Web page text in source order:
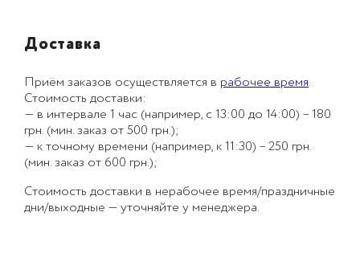
Доставка
Приём заказов осуществляется в рабочее время.
Стоимость доставки:
— в интервале 1 час (например, с 13:00 до 14:00) – 180
грн. (мин. заказ от 500 грн.);
— к точному времени (например, к 11:30) – 250 грн.
(мин. заказ от 600 грн.);
Стоимость доставки в нерабочее время/праздничные
дни/выходные — уточняйте у менеджера.